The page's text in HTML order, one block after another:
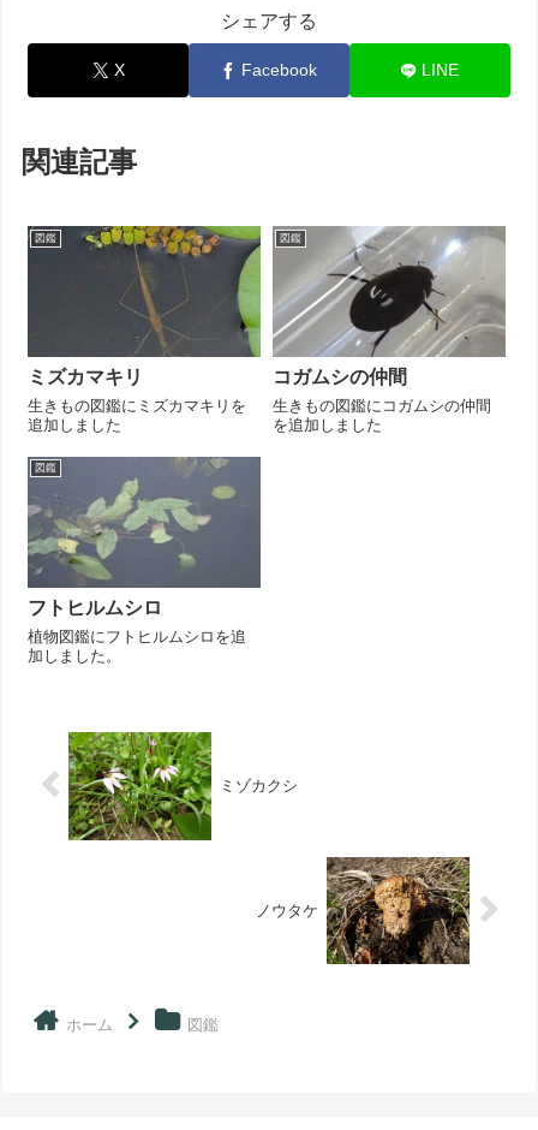
シェアする
X Facebook LINE
関連記事
図鑑
ミズカマキリ
生きもの図鑑にミズカマキリを
追加しました
図鑑
コガムシの仲間
生きもの図鑑にコガムシの仲間
を追加しました
図鑑
フトヒルムシロ
植物図鑑にフトヒルムシロを追
加しました。
ミゾカクシ
ノウタケ
ホーム 図鑑